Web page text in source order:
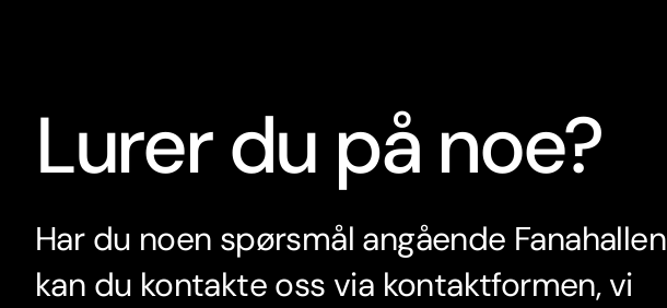
Lurer du på noe?
Har du noen spørsmål angående Fanahallen
kan du kontakte oss via kontaktformen, vi